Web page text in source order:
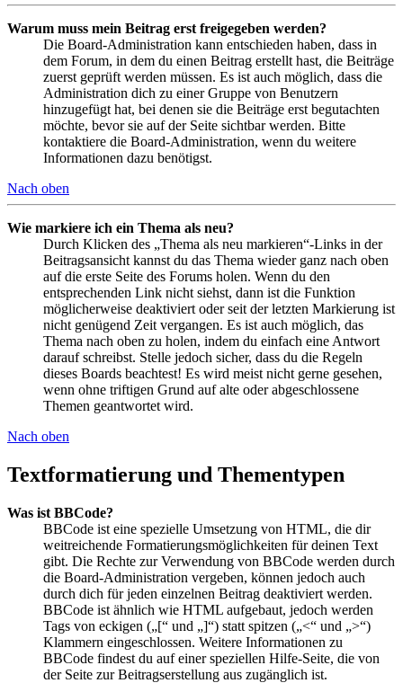
Warum muss mein Beitrag erst freigegeben werden?
Die Board-Administration kann entschieden haben, dass in
dem Forum, in dem du einen Beitrag erstellt hast, die Beiträge
zuerst geprüft werden müssen. Es ist auch möglich, dass die
Administration dich zu einer Gruppe von Benutzern
hinzugefügt hat, bei denen sie die Beiträge erst begutachten
möchte, bevor sie auf der Seite sichtbar werden. Bitte
kontaktiere die Board-Administration, wenn du weitere
Informationen dazu benötigst.
Nach oben
Wie markiere ich ein Thema als neu?
Durch Klicken des „Thema als neu markieren“-Links in der
Beitragsansicht kannst du das Thema wieder ganz nach oben
auf die erste Seite des Forums holen. Wenn du den
entsprechenden Link nicht siehst, dann ist die Funktion
möglicherweise deaktiviert oder seit der letzten Markierung ist
nicht genügend Zeit vergangen. Es ist auch möglich, das
Thema nach oben zu holen, indem du einfach eine Antwort
darauf schreibst. Stelle jedoch sicher, dass du die Regeln
dieses Boards beachtest! Es wird meist nicht gerne gesehen,
wenn ohne triftigen Grund auf alte oder abgeschlossene
Themen geantwortet wird.
Nach oben
Textformatierung und Thementypen
Was ist BBCode?
BBCode ist eine spezielle Umsetzung von HTML, die dir
weitreichende Formatierungsmöglichkeiten für deinen Text
gibt. Die Rechte zur Verwendung von BBCode werden durch
die Board-Administration vergeben, können jedoch auch
durch dich für jeden einzelnen Beitrag deaktiviert werden.
BBCode ist ähnlich wie HTML aufgebaut, jedoch werden
Tags von eckigen („[“ und „]“) statt spitzen („<“ und „>“)
Klammern eingeschlossen. Weitere Informationen zu
BBCode findest du auf einer speziellen Hilfe-Seite, die von
der Seite zur Beitragserstellung aus zugänglich ist.